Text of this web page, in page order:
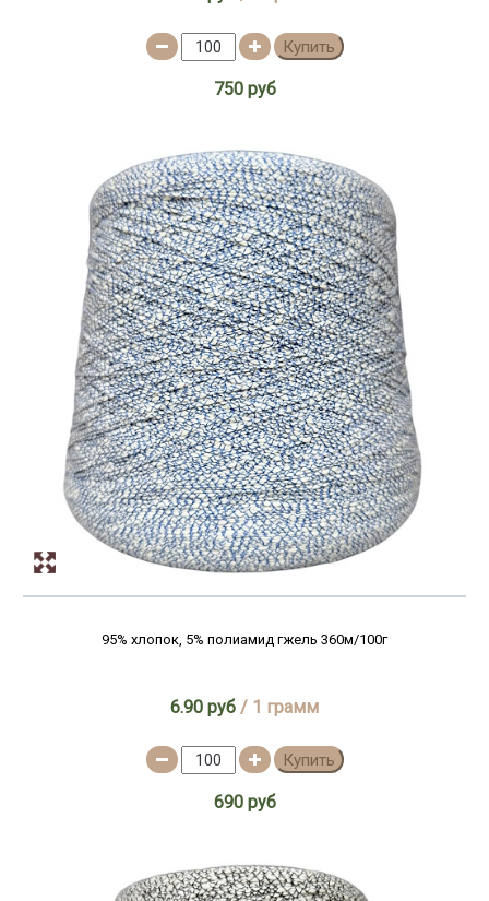
680м/100г
700м/100г
70м/100г
720м/100г
770м/100г
830м/100г
900м/100г
Купить
750 руб
95% хлопок, 5% полиамид гжель 360м/100г
6.90 руб / 1 грамм
Купить
690 руб